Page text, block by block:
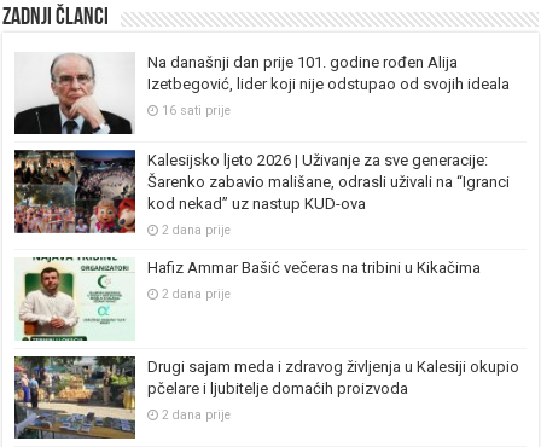
Zadnji članci
Na današnji dan prije 101. godine rođen Alija
Izetbegović, lider koji nije odstupao od svojih ideala
16 sati prije
Kalesijsko ljeto 2026 | Uživanje za sve generacije:
Šarenko zabavio mališane, odrasli uživali na “Igranci
kod nekad” uz nastup KUD-ova
2 dana prije
Hafiz Ammar Bašić večeras na tribini u Kikačima
2 dana prije
Drugi sajam meda i zdravog življenja u Kalesiji okupio
pčelare i ljubitelje domaćih proizvoda
2 dana prije